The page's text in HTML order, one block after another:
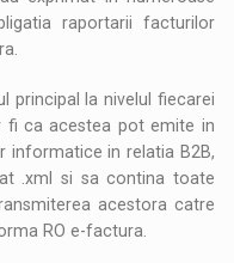
raportarii facturilor
principal la nivelul fiecarei
fi ca acestea pot emite in
informatice in relatia B2B,
.xml si sa contina toate
acestora catre
RO e-factura.